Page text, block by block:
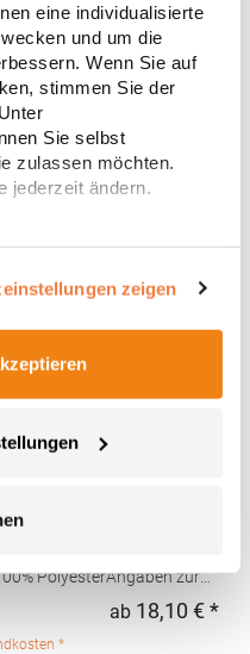
eine individualisierte
und um die
Wenn Sie auf
stimmen Sie der
Sie selbst
zulassen möchten.
jederzeit ändern.
zeigen
Neutrales
Personalisierung
Weicher,
Narcisova 1 821 01
ab16,05 € *
*
PolyesterAngaben zur
Niederlande E-Mail:
ab 18,10 € *
*